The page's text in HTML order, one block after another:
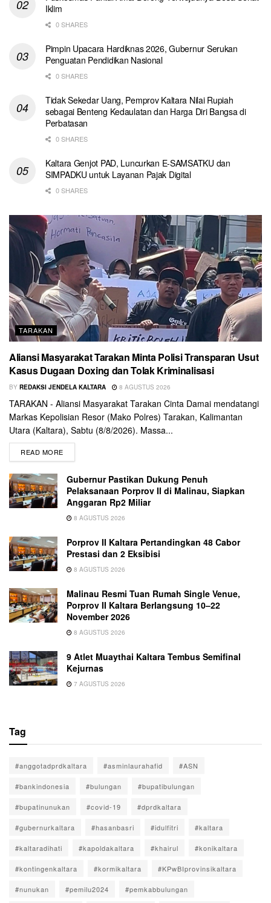
Iklim
0 SHARES
Pimpin Upacara Hardiknas 2026, Gubernur Serukan
Penguatan Pendidikan Nasional
0 SHARES
Tidak Sekedar Uang, Pemprov Kaltara Nilai Rupiah
sebagai Benteng Kedaulatan dan Harga Diri Bangsa di
Perbatasan
0 SHARES
Kaltara Genjot PAD, Luncurkan E-SAMSATKU dan
SIMPADKU untuk Layanan Pajak Digital
0 SHARES
TARAKAN
Aliansi Masyarakat Tarakan Minta Polisi Transparan Usut
Kasus Dugaan Doxing dan Tolak Kriminalisasi
BY REDAKSI JENDELA KALTARA 8 AGUSTUS 2026
TARAKAN - Aliansi Masyarakat Tarakan Cinta Damai mendatangi
Markas Kepolisian Resor (Mako Polres) Tarakan, Kalimantan
Utara (Kaltara), Sabtu (8/8/2026). Massa...
READ MORE
Gubernur Pastikan Dukung Penuh
Pelaksanaan Porprov II di Malinau, Siapkan
Anggaran Rp2 Miliar
8 AGUSTUS 2026
Porprov II Kaltara Pertandingkan 48 Cabor
Prestasi dan 2 Eksibisi
8 AGUSTUS 2026
Malinau Resmi Tuan Rumah Single Venue,
Porprov II Kaltara Berlangsung 10–22
November 2026
8 AGUSTUS 2026
9 Atlet Muaythai Kaltara Tembus Semifinal
Kejurnas
7 AGUSTUS 2026
Tag
#anggotadprdkaltara #asminlaurahafid #ASN
#bankindonesia #bulungan #bupatibulungan
#bupatinunukan #covid-19 #dprdkaltara
#gubernurkaltara #hasanbasri #idulfitri #kaltara
#kaltaradihati #kapoldakaltara #khairul #konikaltara
#kontingenkaltara #kormikaltara #KPwBIprovinsikaltara
#nunukan #pemilu2024 #pemkabbulungan